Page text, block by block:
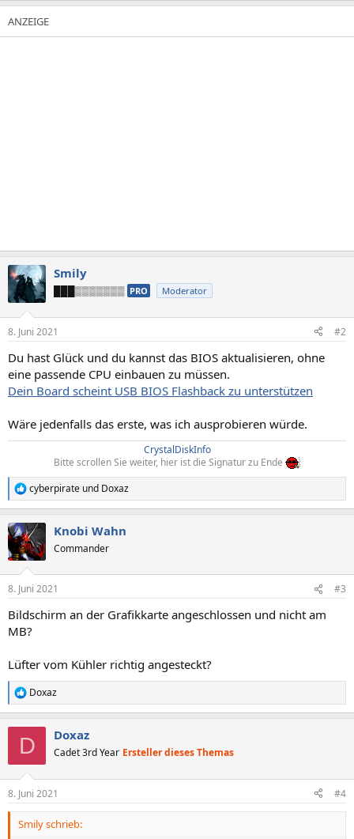
Smily
███▒▒▒▒▒▒▒ PRO Moderator
8. Juni 2021 #2
Du hast Glück und du kannst das BIOS aktualisieren, ohne
eine passende CPU einbauen zu müssen.
Dein Board scheint USB BIOS Flashback zu unterstützen
Wäre jedenfalls das erste, was ich ausprobieren würde.
CrystalDiskInfo
Bitte scrollen Sie weiter, hier ist die Signatur zu Ende
R
e
k
t
i
e
:
cyberpirate und Doxaz
Knobi Wahn
Commander
8. Juni 2021 #3
Bildschirm an der Grafikkarte angeschlossen und nicht am
MB?
Lüfter vom Kühler richtig angesteckt?
R
e
e
n
Doxaz
D Doxaz
Cadet 3rd Year Ersteller dieses Themas
8. Juni 2021 #4
Smily schrieb: